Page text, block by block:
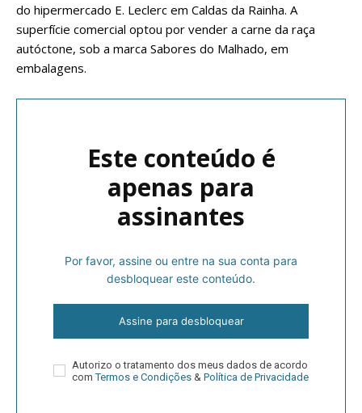
do hipermercado E. Leclerc em Caldas da Rainha. A
superfície comercial optou por vender a carne da raça
autóctone, sob a marca Sabores do Malhado, em
embalagens.
Este conteúdo é
apenas para
assinantes
Por favor, assine ou entre na sua conta para
desbloquear este conteúdo.
Assine para desbloquear
Autorizo o tratamento dos meus dados de acordo
comTermos e Condições & Política de Privacidade